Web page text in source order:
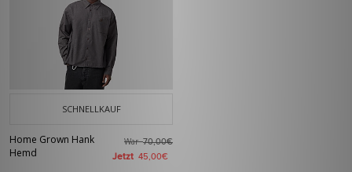
SCHNELLKAUF
Home Grown Hank
Hemd
War70,00€
Jetzt 45,00€